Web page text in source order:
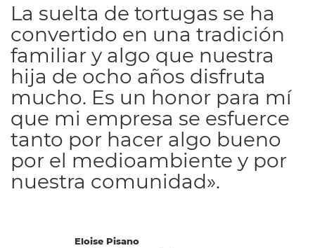
Eloise Pisano
La suelta de tortugas se ha
convertido en una tradición
familiar y algo que nuestra
hija de ocho años disfruta
mucho. Es un honor para mí
que mi empresa se esfuerce
tanto por hacer algo bueno
por el medioambiente y por
nuestra comunidad».